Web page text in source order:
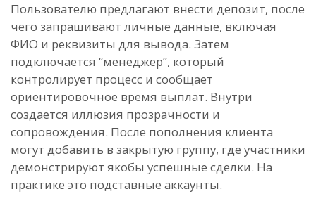
Пользователю предлагают внести депозит, после
чего запрашивают личные данные, включая
ФИО и реквизиты для вывода. Затем
подключается “менеджер”, который
контролирует процесс и сообщает
ориентировочное время выплат. Внутри
создается иллюзия прозрачности и
сопровождения. После пополнения клиента
могут добавить в закрытую группу, где участники
демонстрируют якобы успешные сделки. На
практике это подставные аккаунты.